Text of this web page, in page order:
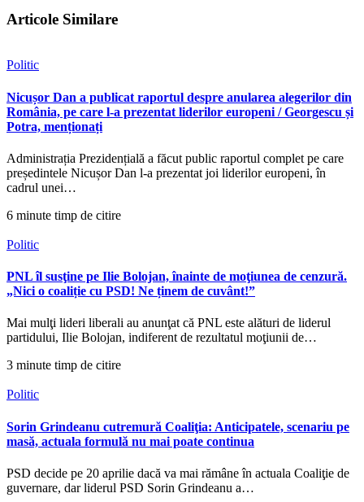
Articole Similare
Politic
Nicușor Dan a publicat raportul despre anularea alegerilor din
România, pe care l-a prezentat liderilor europeni / Georgescu și
Potra, menționați
Administrația Prezidențială a făcut public raportul complet pe care
președintele Nicușor Dan l-a prezentat joi liderilor europeni, în
cadrul unei…
6 minute timp de citire
Politic
PNL îl susţine pe Ilie Bolojan, înainte de moţiunea de cenzură.
„Nici o coaliție cu PSD! Ne ținem de cuvânt!”
Mai mulţi lideri liberali au anunţat că PNL este alături de liderul
partidului, Ilie Bolojan, indiferent de rezultatul moţiunii de…
3 minute timp de citire
Politic
Sorin Grindeanu cutremură Coaliţia: Anticipatele, scenariu pe
masă, actuala formulă nu mai poate continua
PSD decide pe 20 aprilie dacă va mai rămâne în actuala Coaliţie de
guvernare, dar liderul PSD Sorin Grindeanu a…